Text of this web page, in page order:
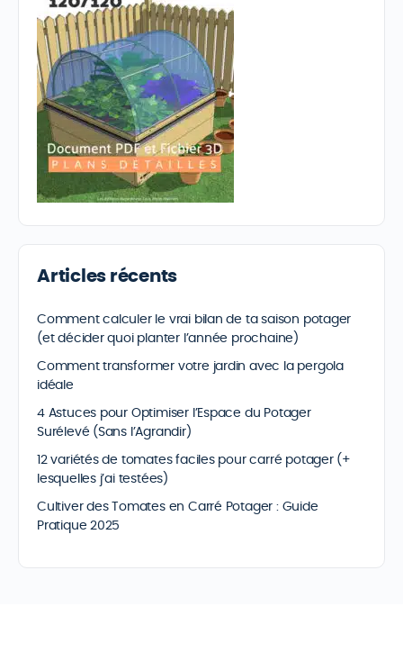
Articles récents
Comment calculer le vrai bilan de ta saison potager
(et décider quoi planter l’année prochaine)
Comment transformer votre jardin avec la pergola
idéale
4 Astuces pour Optimiser l’Espace du Potager
Surélevé (Sans l’Agrandir)
12 variétés de tomates faciles pour carré potager (+
lesquelles j’ai testées)
Cultiver des Tomates en Carré Potager : Guide
Pratique 2025